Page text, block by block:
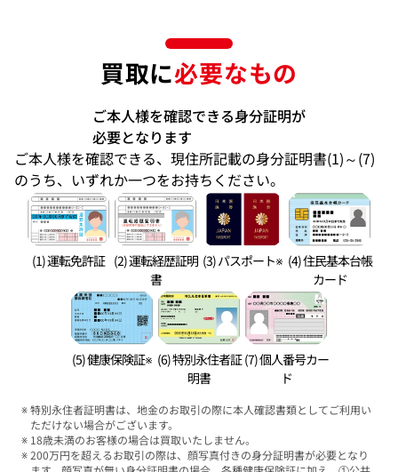
買取に必要なもの
ご本人様を確認できる身分証明が
必要となります
ご本人様を確認できる、現住所記載の身分証明書(1)～(7)
のうち、いずれか一つをお持ちください。
(1) 運転免許証 (2) 運転経歴証明
書
(3) パスポート※ (4) 住民基本台帳
カード
(5) 健康保険証※ (6) 特別永住者証
明書
(7) 個人番号カー
ド
特別永住者証明書は、地金のお取引の際に本人確認書類としてご利用い
ただけない場合がございます。
18歳未満のお客様の場合は買取いたしません。
200万円を超えるお取引の際は、顔写真付きの身分証明書が必要となり